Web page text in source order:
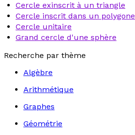
Cercle exinscrit à un triangle
Cercle inscrit dans un polygone
Cercle unitaire
Grand cercle d'une sphère
Recherche par thème
Algèbre
Arithmétique
Graphes
Géométrie